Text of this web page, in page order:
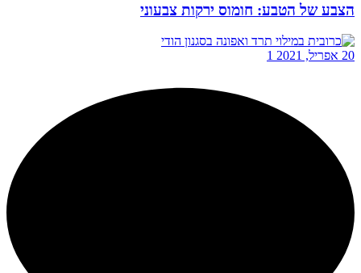
הצבע של הטבע: חומוס ירקות צבעוני
20 אפריל, 2021 1